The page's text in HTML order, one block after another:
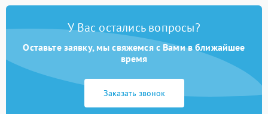
У Вас остались вопросы?
Оставьте заявку, мы свяжемся с Вами в ближайшее
время
Заказать звонок